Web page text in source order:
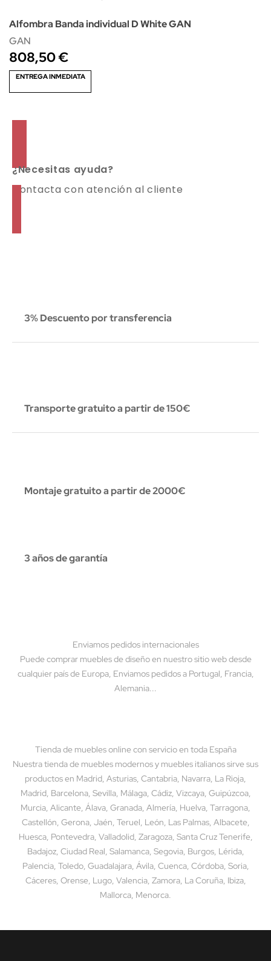
Alfombra Banda individual D White GAN
GAN
808,50 €
ENTREGA INMEDIATA
¿Necesitas ayuda?
Contacta con atención al cliente
3% Descuento por transferencia
Transporte gratuito a partir de 150€
Montaje gratuito a partir de 2000€
3 años de garantía
Enviamos pedidos internacionales
Puede comprar muebles de diseño en nuestro sitio web desde
cualquier país de Europa, Enviamos pedidos a Portugal, Francia,
Alemania...
Tienda de muebles online con servicio en toda España
Nuestra tienda de muebles modernos y muebles italianos sirve sus
productos en Madrid, Asturias, Cantabria, Navarra, La Rioja,
Madrid, Barcelona, Sevilla, Málaga, Cádiz, Vizcaya, Guipúzcoa,
Murcia, Alicante, Álava, Granada, Almería, Huelva, Tarragona,
Castellón, Gerona, Jaén, Teruel, León, Las Palmas, Albacete,
Huesca, Pontevedra, Valladolid, Zaragoza, Santa Cruz Tenerife,
Badajoz, Ciudad Real, Salamanca, Segovia, Burgos, Lérida,
Palencia, Toledo, Guadalajara, Ávila, Cuenca, Córdoba, Soria,
Cáceres, Orense, Lugo, Valencia, Zamora, La Coruña, Ibiza,
Mallorca, Menorca.